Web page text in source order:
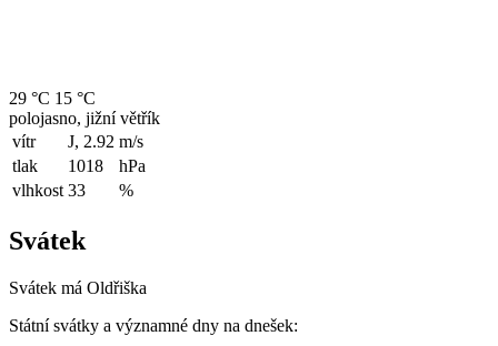
29 °C 15 °C
polojasno, jižní větřík
vítr
J, 2.92 m/s
tlak
1018
hPa
vlhkost 33 %
Svátek
Svátek má Oldřiška
Státní svátky a významné dny na dnešek: